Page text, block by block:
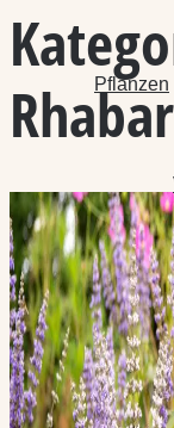
Pflanzen